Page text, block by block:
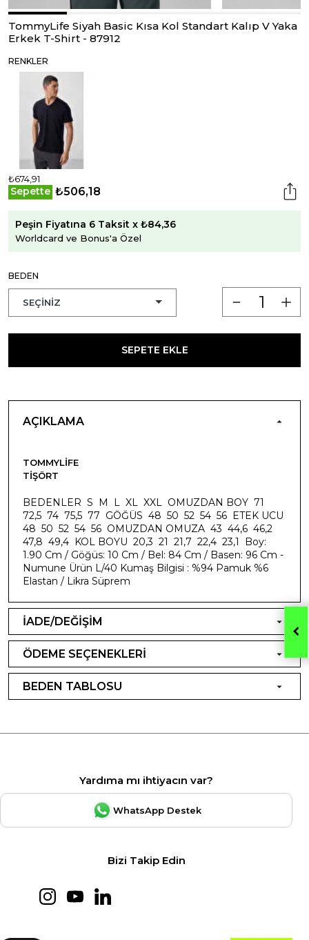
TommyLife Siyah Basic Kısa Kol Standart Kalıp V Yaka
Erkek T-Shirt - 87912
RENKLER
₺674,91
Sepette ₺506,18
Peşin Fiyatına 6 Taksit x ₺84,36
Worldcard ve Bonus'a Özel
BEDEN
SEPETE EKLE
AÇIKLAMA
TOMMYLIFE
TIŞÖRT
BEDENLER S M L XL XXL OMUZDAN BOY 71
72,5 74 75,5 77 GÖĞÜS 48 50 52 54 56 ETEK UCU
48 50 52 54 56 OMUZDAN OMUZA 43 44,6 46,2
47,8 49,4 KOL BOYU 20,3 21 21,7 22,4 23,1 Boy:
1.90 Cm / Göğüs: 10 Cm / Bel: 84 Cm / Basen: 96 Cm -
Numune Ürün L/40 Kumaş Bilgisi : %94 Pamuk %6
Elastan / Likra Süprem
İADE/DEĞİŞİM
ÖDEME SEÇENEKLERİ
BEDEN TABLOSU
Yardıma mı ihtiyacın var?
WhatsApp Destek
Bizi Takip Edin